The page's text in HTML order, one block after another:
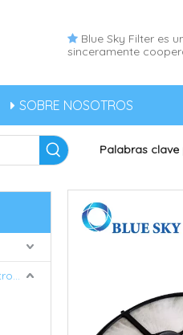
 Blue Sky Filter es
sinceramente
SOBRE NOSOTROS
Palabras clave
Reemplazos de filtros de electrodomésticos